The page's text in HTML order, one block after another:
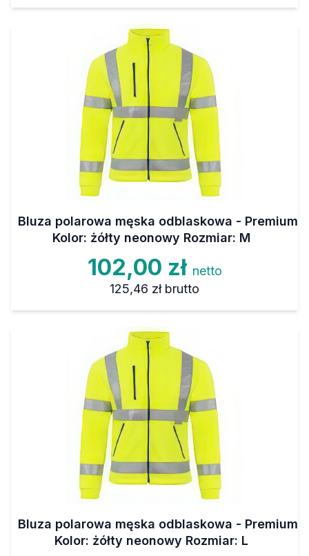
Bluza polarowa męska odblaskowa - Premium
Kolor: żółty neonowy Rozmiar: M
102,00 zł netto
125,46 zł brutto
Bluza polarowa męska odblaskowa - Premium
Kolor: żółty neonowy Rozmiar: L